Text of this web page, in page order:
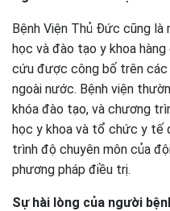
Bệnh Viện Thủ Đức cũng
học và đào tạo y khoa
cứu được công bố trên
ngoài nước. Bệnh viện
khóa đào tạo, và chương
học y khoa và tổ chức y tế
trình độ chuyên môn của
phương pháp điều trị.
Sự hài lòng của người